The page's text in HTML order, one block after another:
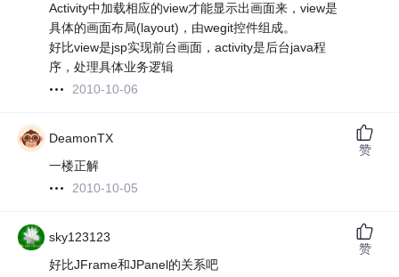
Activity中加载相应的view才能显示出画面来，view是
具体的画面布局(layout)，由wegit控件组成。
好比view是jsp实现前台画面，activity是后台java程
序，处理具体业务逻辑
2010-10-06
DeamonTX
一楼正解
2010-10-05
赞
sky123123
好比JFrame和JPanel的关系吧
赞